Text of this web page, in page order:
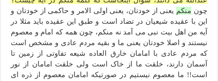
چون منکم یعنی از خودتان، یعنی اولی الامر و حاکمی از خودتان و
این با عقیده شیعیان در تضاد است و طبق این عقیده باید مثلا در
آیه من اهل بیت نبی می آمد نه منکم، چون همه که امام و معصوم
نیستند و اصلا خودتان یعنی ما و بقیه مردم عادی و مشخص است
که مردم عادی با امامان خارق العاده شیعه تفاوتی از زمین تا
آسمان دارند، خلقت ما از خاک است ولی خلقت امامان از نور
است!! ما معصوم نیستیم در صورتیکه امامان معصوم از ذره ای